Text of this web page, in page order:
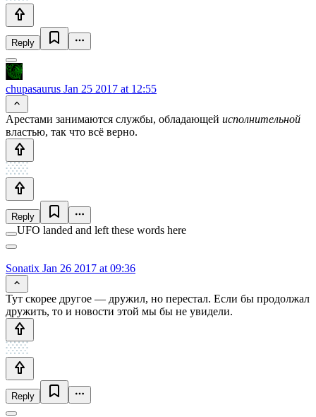
Reply
chupasaurus Jan 25 2017 at 12:55
Арестами занимаются службы, обладающей исполнительной
властью, так что всё верно.
Reply
UFO landed and left these words here
Sonatix Jan 26 2017 at 09:36
Тут скорее другое — дружил, но перестал. Если бы продолжал
дружить, то и новости этой мы бы не увидели.
Reply